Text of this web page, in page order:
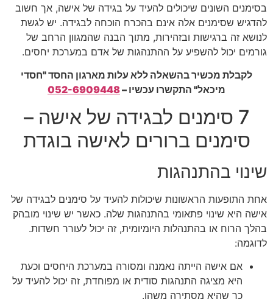
בסימנים השונים שיכולים להעיד על בגידה של אישה, אך חשוב
להדגיש שסימנים אלה אינם בהכרח הוכחה לבגידה. יש לגשת
לנושא זה ברגישות ובזהירות, מתוך הבנה שהמגוון הרחב של
גורמים יכול להשפיע על ההתנהגות של אדם במערכת יחסים.
לקבלת מכשיר בהשאלה ללא עלות מארגון החסד "חסדי
מיכאל" התקשרו עכשיו –052-6909448
7 סימנים לבגידה של אישה –
סימנים ברורים לאישה בוגדת
שינוי בהתנהגות
אחת התופעות הראשונות שיכולות להעיד על סימנים לבגידה של
אישה היא שינוי פתאומי בהתנהגות שלה. כאשר יש שינוי מובהק
בהלך הרוח או בהתנהלות היומיומית, זה יכול לעורר חשדות.
לדוגמה:
אם אישה הייתה נאמנה ומסורה במערכת היחסים וכעת
היא מציגה התנהגות סודית או מפוחדת, זה יכול להעיד על
כך שהיא מסתירה משהו.